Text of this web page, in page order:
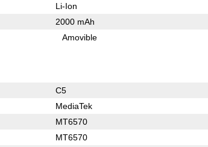
Li-Ion
2000 mAh
Amovible
C5
MediaTek
MT6570
MT6570